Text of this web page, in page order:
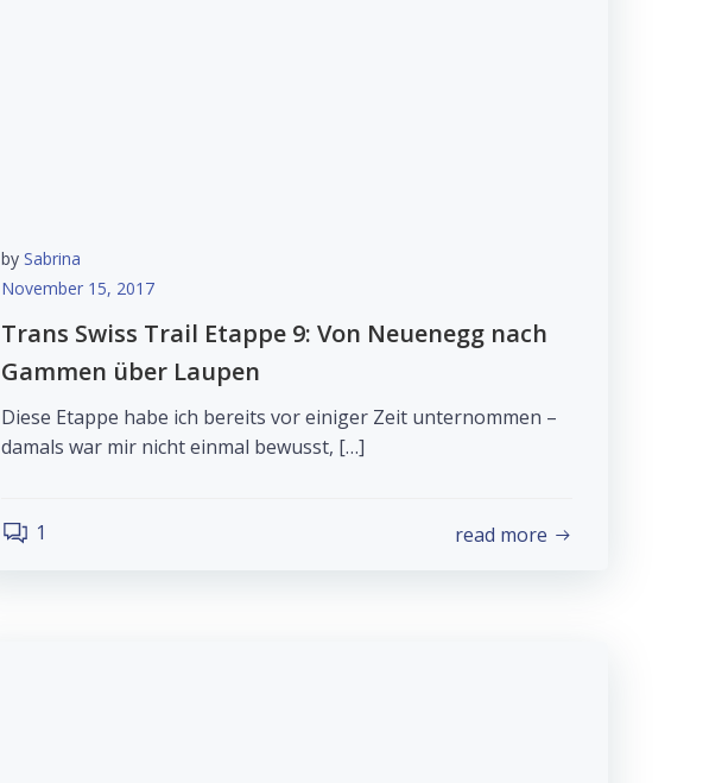
by Sabrina
November 15, 2017
Trans Swiss Trail Etappe 9: Von Neuenegg nach
Gammen über Laupen
Diese Etappe habe ich bereits vor einiger Zeit unternommen –
damals war mir nicht einmal bewusst, […]
1 read more